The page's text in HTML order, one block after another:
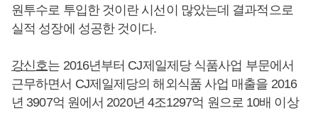
원투수로 투입한 것이란 시선이 많았는데 결과적으로
실적 성장에 성공한 것이다.
강신호는 2016년부터 CJ제일제당 식품사업 부문에서
근무하면서 CJ제일제당의 해외식품 사업 매출을 2016
년 3907억 원에서 2020년 4조1297억 원으로 10배 이상